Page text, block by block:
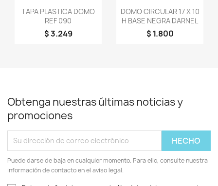
Vista rápida
TAPA PLASTICA DOMO
REF 090
$ 3.249
Vista rápida
DOMO CIRCULAR 17 X 10
H BASE NEGRA DARNEL
$ 1.800
Obtenga nuestras últimas noticias y
promociones
Puede darse de baja en cualquier momento. Para ello, consulte nuestra
información de contacto en el aviso legal.